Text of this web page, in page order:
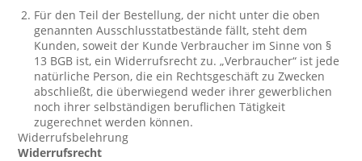
Für den Teil der Bestellung, der nicht unter die oben
genannten Ausschlusstatbestände fällt, steht dem
Kunden, soweit der Kunde Verbraucher im Sinne von §
13 BGB ist, ein Widerrufsrecht zu. „Verbraucher“ ist jede
natürliche Person, die ein Rechtsgeschäft zu Zwecken
abschließt, die überwiegend weder ihrer gewerblichen
noch ihrer selbständigen beruflichen Tätigkeit
zugerechnet werden können.
Widerrufsbelehrung
Widerrufsrecht